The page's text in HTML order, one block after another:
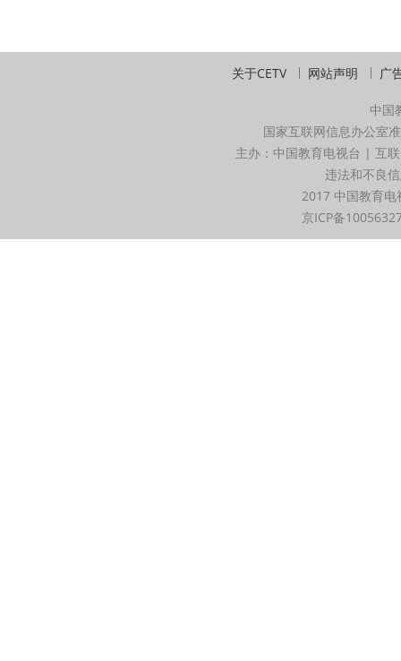
关于CETV 网站声明 广
中国
国家互联网信息办公室
主办：中国教育电视台 | 互
违法和不良
2017 中国教育
京ICP备